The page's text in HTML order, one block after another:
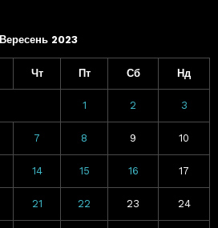
Вересень 2023
Чт Пт Сб Нд
1 2 3
7 8 9 10
14 15 16 17
21 22 23 24